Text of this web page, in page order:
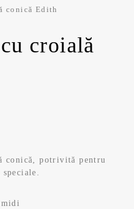
conică Edith
croială
conică, potrivită pentru